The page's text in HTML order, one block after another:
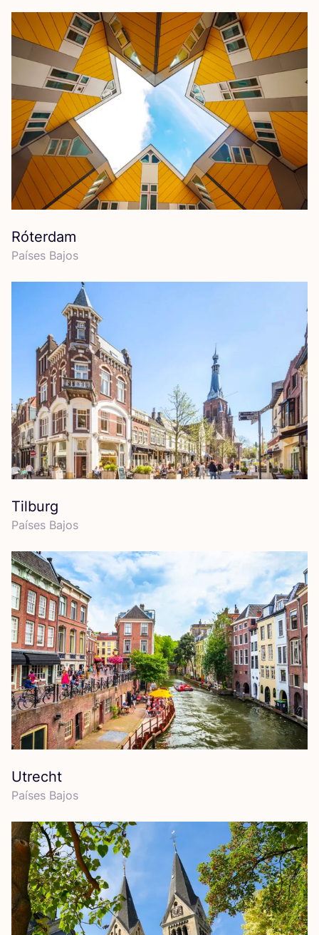
Róterdam
Paí­ses Bajos
Tilburg
Paí­ses Bajos
Utrecht
Paí­ses Bajos